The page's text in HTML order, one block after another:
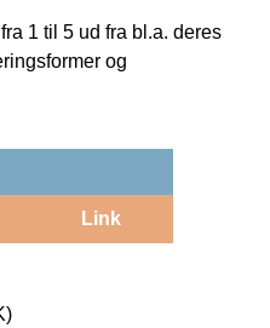
1 til 5 ud fra bl.a. deres
og
Link